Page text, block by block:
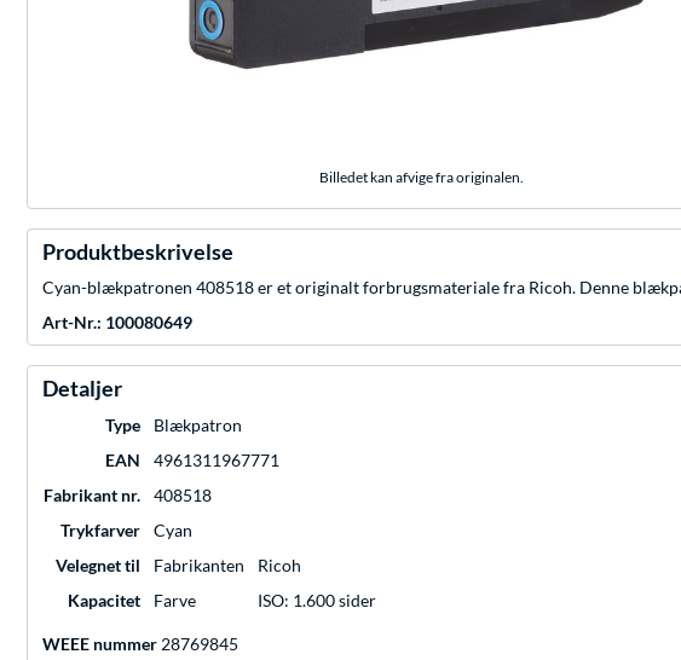
Billedet kan afvige fra originalen.
Produktbeskrivelse
Cyan-blækpatronen 408518 er et originalt forbrugsmateriale fra Ricoh. Denne
Art-Nr.: 100080649
Detaljer
Type
Blækpatron
EAN
4961311967771
Fabrikant nr.
408518
Trykfarver
Cyan
Velegnet til
Fabrikanten
Ricoh
Kapacitet
Farve ISO: 1.600 sider
WEEE nummer 28769845